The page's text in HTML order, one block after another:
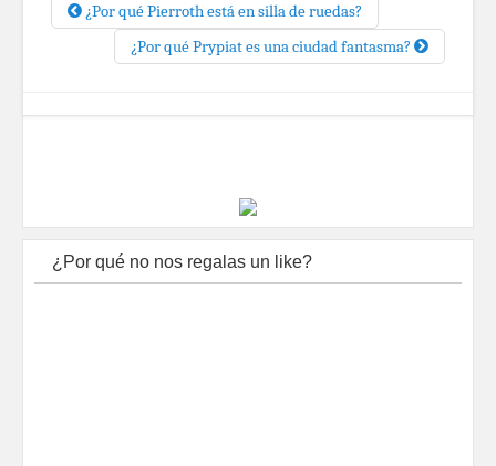
¿Por qué Pierroth está en silla de ruedas?
¿Por qué Prypiat es una ciudad fantasma?
¿Por qué no nos regalas un like?